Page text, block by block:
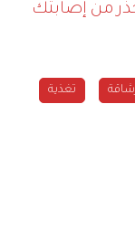
من إصابتك
تغذية